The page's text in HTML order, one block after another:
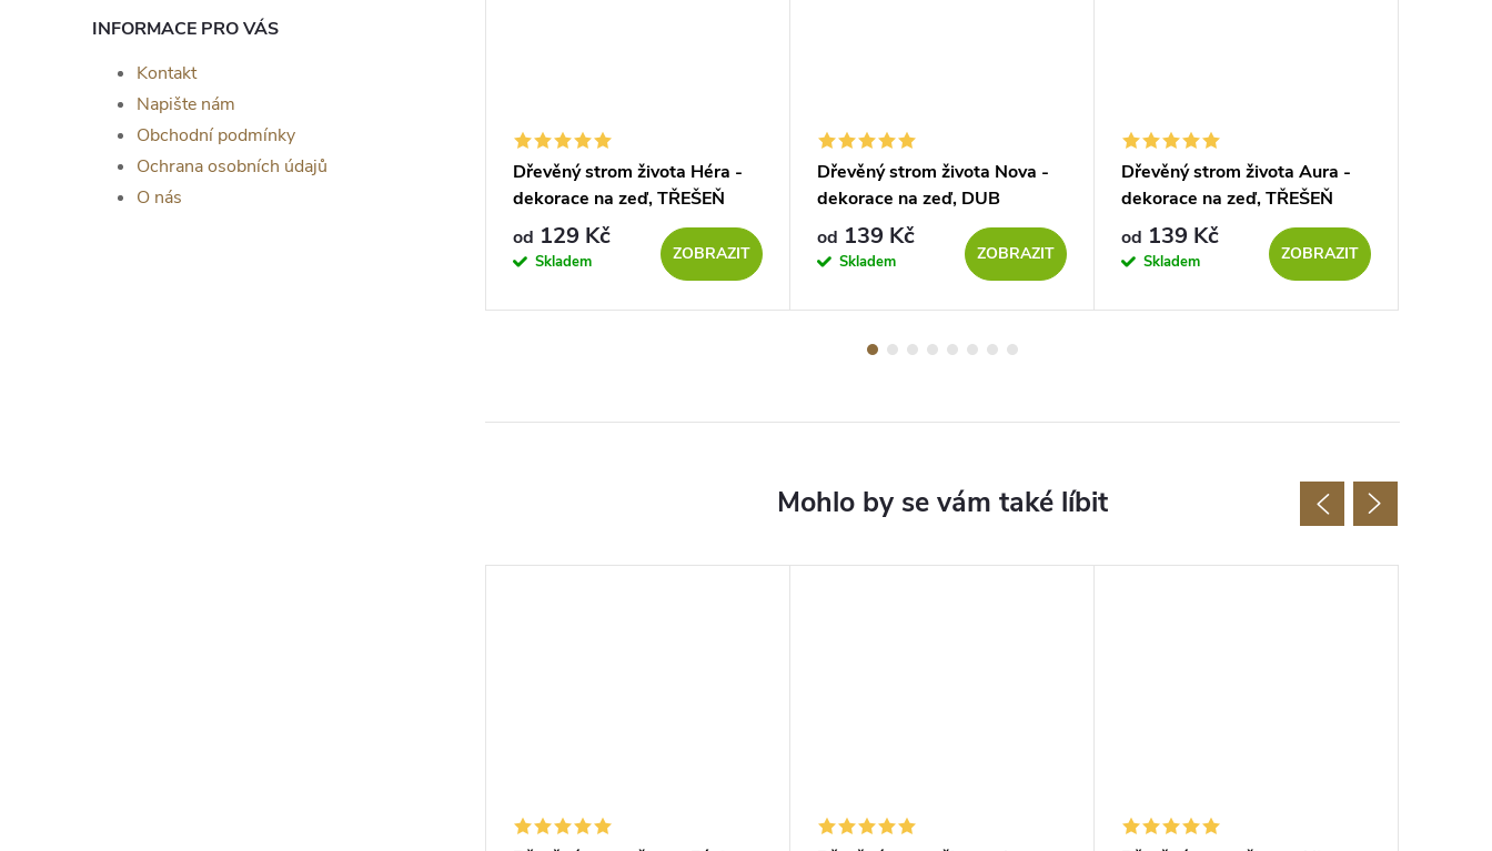
INFORMACE PRO VÁS
Kontakt
Napište nám
Obchodní podmínky
Ochrana osobních údajů
O nás
života Selene -
Dřevěný strom života Nikos -
Dřevěný strom života Héra -
dekorace na zeď, TŘEŠEŇ
od 129 Kč
Skladem ZOBRAZIT
Dřevěný strom života Nova -
dekorace na zeď, DUB
SONOMA
od 139 Kč
Skladem ZOBRAZIT
Dřevěný strom života Aura -
dekorace na zeď, TŘEŠEŇ
od 139 Kč
Skladem ZOBRAZIT